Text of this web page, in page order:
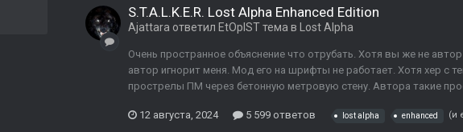
S.T.A.L.K.E.R. Lost Alpha Enhanced Edition
Ajattara ответил EtOpISTтема в Lost Alpha
Очень пространное объяснение что отрубать. Хотя вы же не
автор игнорит меня. Мод его на шрифты не работает. Хотя хер с
прострелы ПМ через бетонную метровую стену. Автора такие
12 августа, 2024 5 599 ответов lost alpha enhanced (и